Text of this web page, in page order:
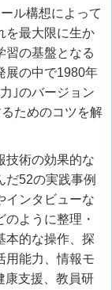
ル構想によって
を最大限に生か
習の基盤となる
展の中で1980年
｣のバージョン
ためのコツを解
技術の効果的な
だ52の実践事例
インタビューな
ように整理・
本的な操作、探
用能力、情報モ
康支援、教員研